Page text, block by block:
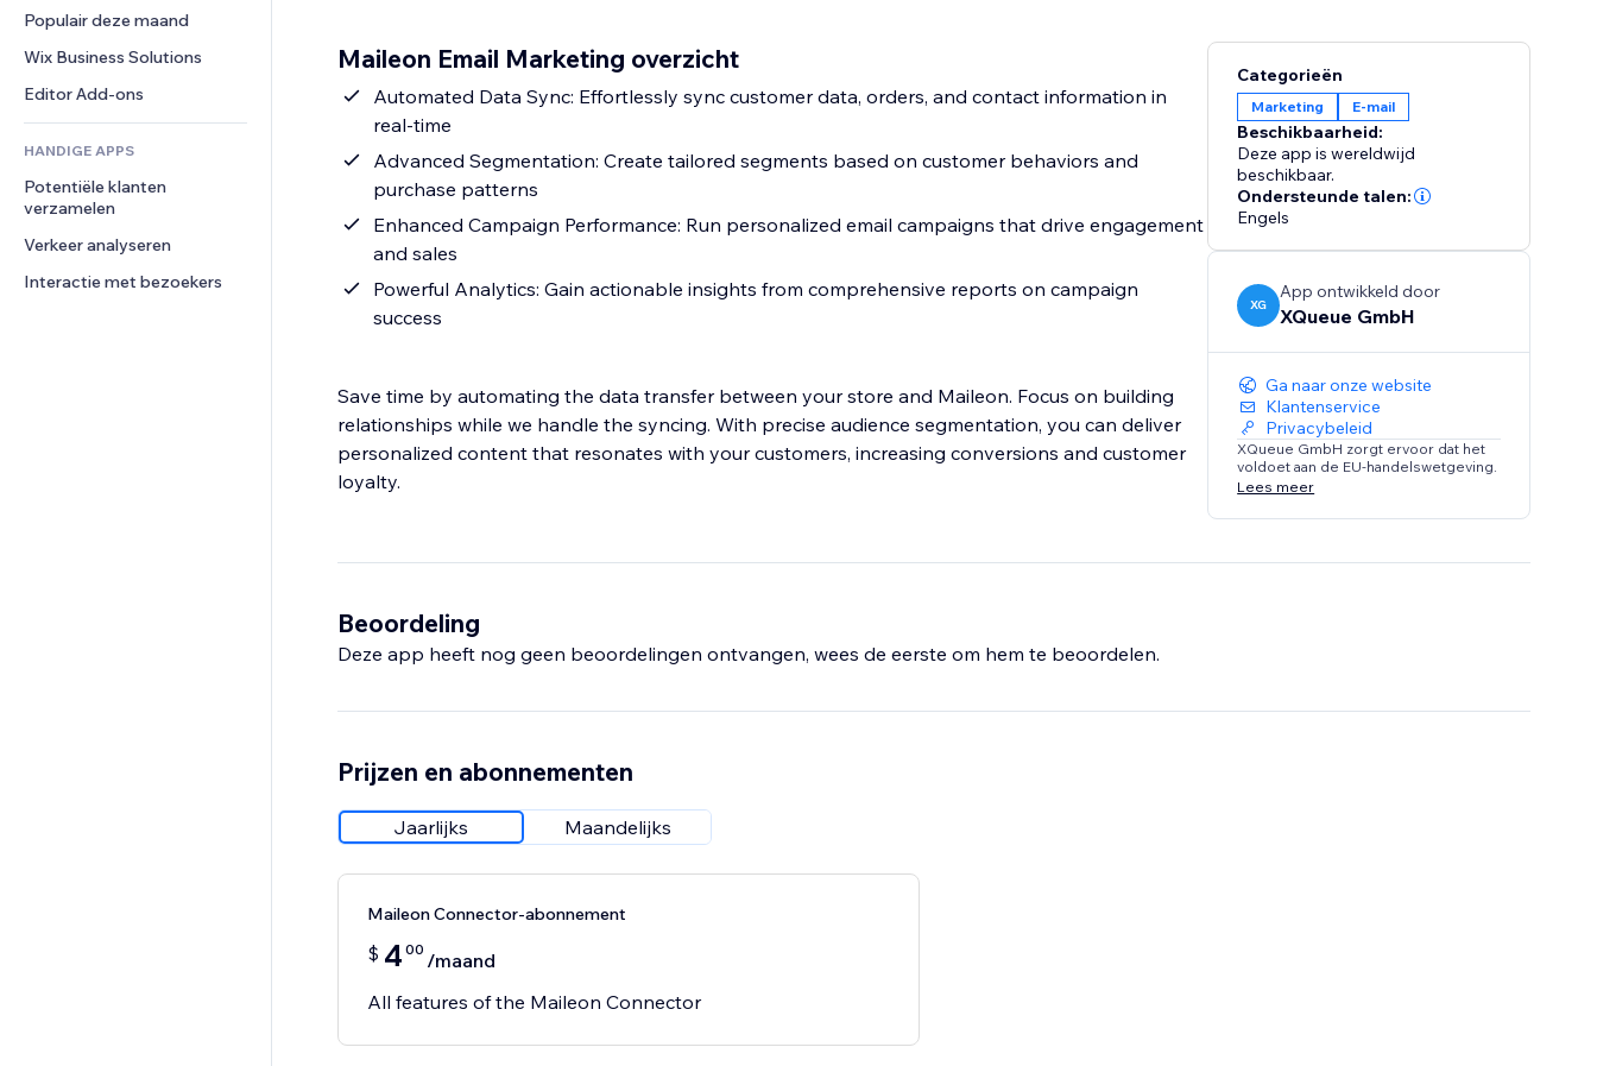
Prijzen en abonnementen
Crowdfunding
Eten en drinken
Bestanden delen
Nieuws
Knoppen en menu's
Banners en badges
Rekenmachines
Zoeken
Weer
Grafieken en tabellen
Opmerkingen
Telefoonnummer
Community
Beoordelingen en testimonials
CRM
Populair deze maand
Wix Business Solutions
Editor Add-ons
HANDIGE APPS
Potentiële klanten
verzamelen
Verkeer analyseren
Interactie met bezoekers
Maileon Email Marketing overzicht
Automated Data Sync: Effortlessly sync customer data, orders, and contact information in
real-time
Advanced Segmentation: Create tailored segments based on customer behaviors and
purchase patterns
Enhanced Campaign Performance: Run personalized email campaigns that drive engagement
and sales
Powerful Analytics: Gain actionable insights from comprehensive reports on campaign
success
Save time by automating the data transfer between your store and Maileon. Focus on building
relationships while we handle the syncing. With precise audience segmentation, you can deliver
personalized content that resonates with your customers, increasing conversions and customer
loyalty.
Categorieën
Marketing E-mail
Beschikbaarheid:
Deze app is wereldwijd
beschikbaar.
Ondersteunde talen:
Engels
XG
App ontwikkeld door
XQueue GmbH
Ga naar onze website
Klantenservice
Privacybeleid
XQueue GmbH zorgt ervoor dat het
voldoet aan de EU-handelswetgeving.
Lees meer
Beoordeling
Deze app heeft nog geen beoordelingen ontvangen, wees de eerste om hem te beoordelen.
Prijzen en abonnementen
Jaarlijks Maandelijks
Maileon Connector-abonnement
$ 4 00 /maand
All features of the Maileon Connector